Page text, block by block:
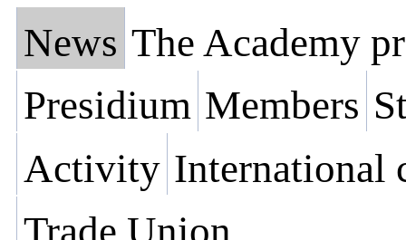
News The Academy
Presidium Members
Activity International